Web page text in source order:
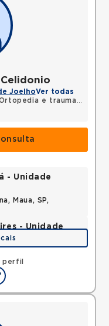
JoelhoVer todas
e traumatologia
perfil
- Unidade
Maua, SP,
- Unidade
Pires, SP,